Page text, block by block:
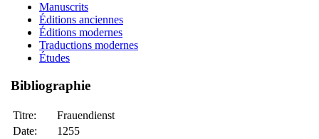
Manuscrits
Éditions anciennes
Éditions modernes
Traductions modernes
Études
Bibliographie
Titre:
Frauendienst
Date:
1255